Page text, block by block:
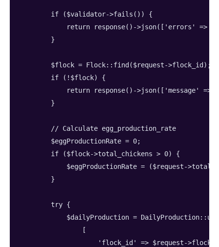
        if ($validator->fails()) {
return response()->json(['errors' =>
        }
        $flock = Flock::find($request->flock_id);
        if (!$flock) {
return response()->json(['message' =>
        }
        // Calculate egg_production_rate
        $eggProductionRate = 0;
        if ($flock->total_chickens > 0) {
$eggProductionRate = ($request-
        }
        try {
$dailyProduction =
                [
'flock_id' => $request-